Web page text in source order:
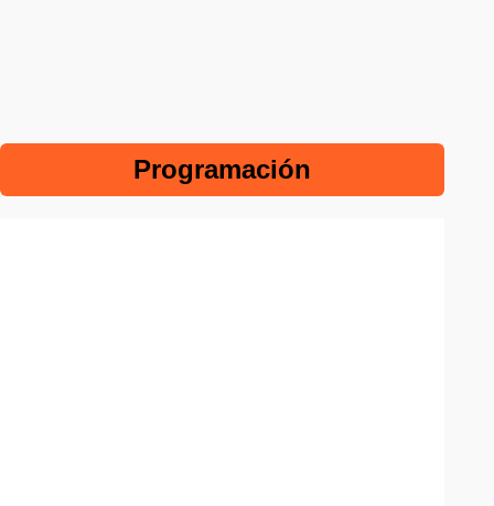
Programación